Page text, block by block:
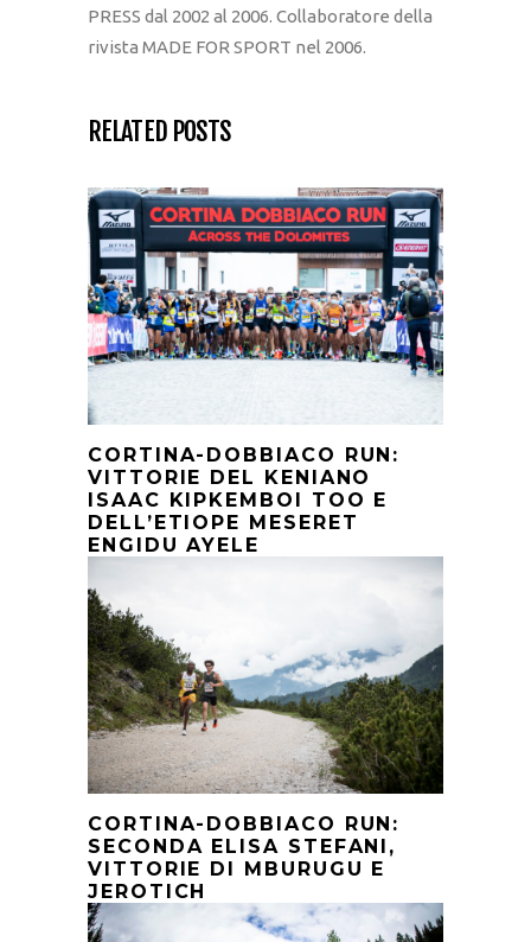
PRESS dal 2002 al 2006. Collaboratore della
rivista MADE FOR SPORT nel 2006.
RELATED POSTS
CORTINA-DOBBIACO RUN:
VITTORIE DEL KENIANO
ISAAC KIPKEMBOI TOO E
DELL’ETIOPE MESERET
ENGIDU AYELE
CORTINA-DOBBIACO RUN:
SECONDA ELISA STEFANI,
VITTORIE DI MBURUGU E
JEROTICH